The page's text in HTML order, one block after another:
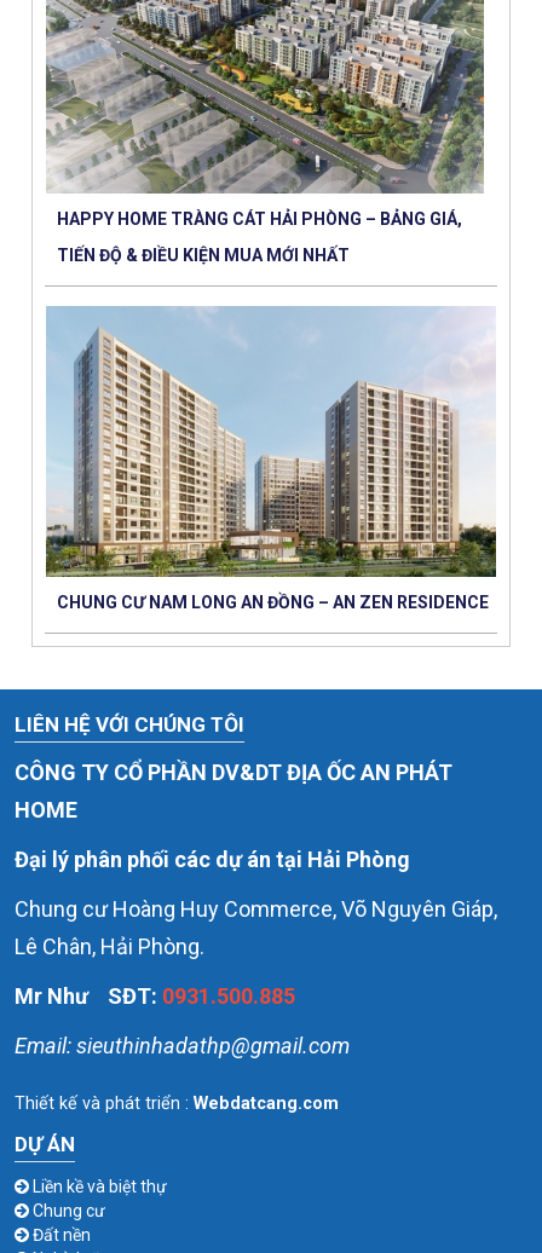
HAPPY HOME TRÀNG CÁT HẢI PHÒNG – BẢNG GIÁ,
TIẾN ĐỘ & ĐIỀU KIỆN MUA MỚI NHẤT
CHUNG CƯ NAM LONG AN ĐỒNG – AN ZEN RESIDENCE
LIÊN HỆ VỚI CHÚNG TÔI
CÔNG TY CỔ PHẦN DV&DT ĐỊA ỐC AN PHÁT
HOME
Đại lý phân phối các dự án tại Hải Phòng
Chung cư Hoàng Huy Commerce, Võ Nguyên Giáp,
Lê Chân, Hải Phòng.
Mr Như SĐT: 0931.500.885
Email: sieuthinhadathp@gmail.com
DỰ ÁN
Liền kề và biệt thự
Chung cư
Đất nền